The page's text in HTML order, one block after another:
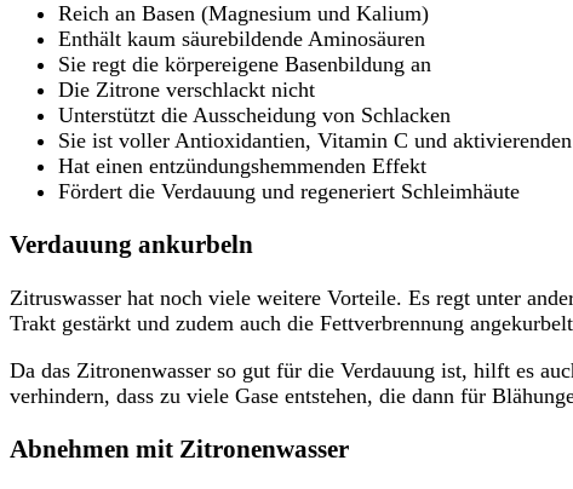
Reich an Basen (Magnesium und Kalium)
Enthält kaum säurebildende Aminosäuren
Sie regt die körpereigene Basenbildung an
Die Zitrone verschlackt nicht
Unterstützt die Ausscheidung von Schlacken
Sie ist voller Antioxidantien, Vitamin C und
Hat einen entzündungshemmenden Effekt
Fördert die Verdauung und regeneriert Schleimhäute
Verdauung ankurbeln
Zitruswasser hat noch viele weitere Vorteile. Es regt unter
Trakt gestärkt und zudem auch die Fettverbrennung
Da das Zitronenwasser so gut für die Verdauung ist, hilft es
verhindern, dass zu viele Gase entstehen, die dann für
Abnehmen mit Zitronenwasser